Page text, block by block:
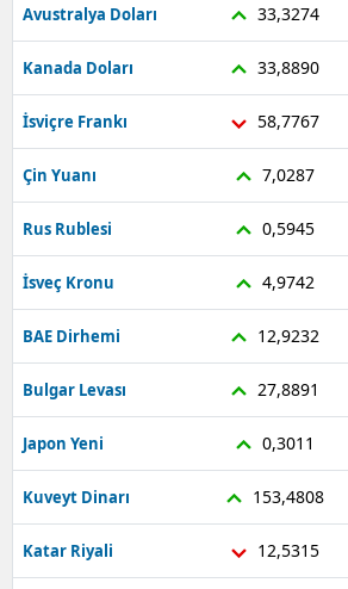
Avustralya Doları 33,3274
Kanada Doları 33,8890
İsviçre Frankı 58,7767
Çin Yuanı 7,0287
Rus Rublesi 0,5945
İsveç Kronu 4,9742
BAE Dirhemi 12,9232
Bulgar Levası 27,8891
Japon Yeni 0,3011
Kuveyt Dinarı 153,4808
Katar Riyali 12,5315